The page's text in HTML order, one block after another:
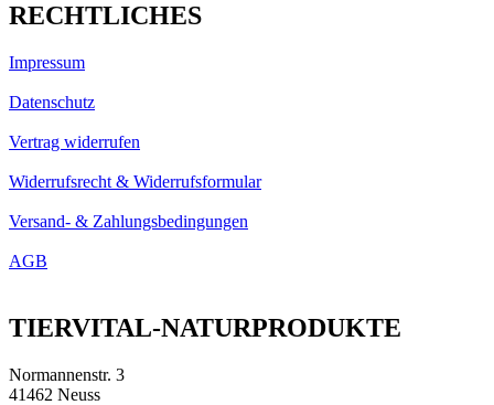
RECHTLICHES
Impressum
Datenschutz
Vertrag widerrufen
Widerrufsrecht & Widerrufsformular
Versand- & Zahlungsbedingungen
AGB
TIERVITAL-NATURPRODUKTE
Normannenstr. 3
41462 Neuss